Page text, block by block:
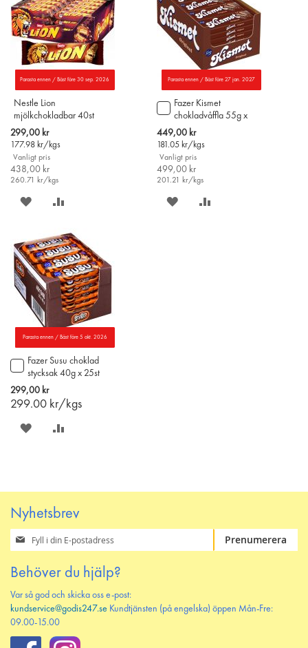
Parasta ennen / Bäst före 30 sep. 2026
Nestle Lion
mjölkchokladbar 40st
Special
Price
299,00 kr
177.98 kr/kgs
Vanligt pris
438,00 kr
260.71 kr/kgs
SPARA
ÖNSKELISTAN
JÄMFÖR
Parasta ennen / Bäst före 27 jan. 2027
Fazer Kismet
chokladvåffla 55g x
45st
Special
Price
449,00 kr
181.05 kr/kgs
Vanligt pris
499,00 kr
201.21 kr/kgs
Lägg
till
varukorgen
SPARA
Parasta ennen / Bäst före 5 okt. 2026
Fazer Susu choklad
stycksak 40g x 25st
299,00 kr
299.00 kr/kgs
Lägg
till
varukorgen
SPARA
Nyhetsbrev
Prenumerera
på
nyhetsbrev
Prenumerera
Behöver du hjälp?
Var så god och skicka oss e-post:
kundservice@godis247.se Kundtjänsten (på engelska) öppen Mån-Fre:
09.00-15.00